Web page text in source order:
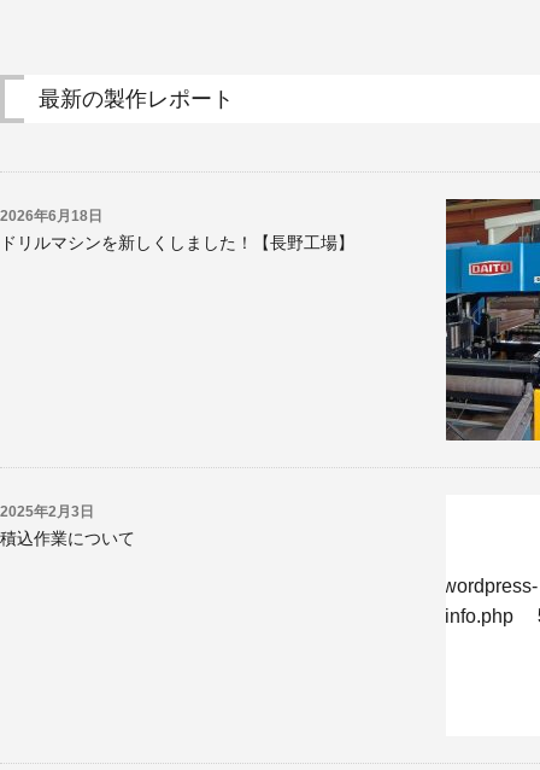
最新の製作レポート
2026年6月18日
ドリルマシンを新しくしました！【長野工場】
2025年2月3日
積込作業について
jp/r/e/gmoserver/8/6/sd0819286/kyoritsukogyo.jp/wordpress-
wp-content/themes/krk/single-reportinfo.php